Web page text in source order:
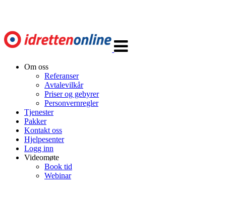
navigasjon
Om oss
Referanser
Avtalevilkår
Priser og gebyrer
Personvernregler
Tjenester
Pakker
Kontakt oss
Hjelpesenter
Logg inn
Videomøte
Book tid
Webinar